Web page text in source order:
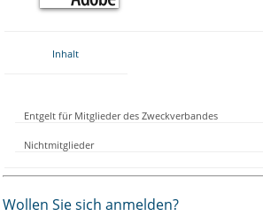
Inhalt
Entgelt für Mitglieder des Zweckverbandes
Nichtmitglieder
Wollen Sie sich anmelden?